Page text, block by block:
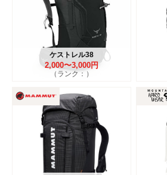
ケストレル38
2,000〜3,000円
（ランク：）